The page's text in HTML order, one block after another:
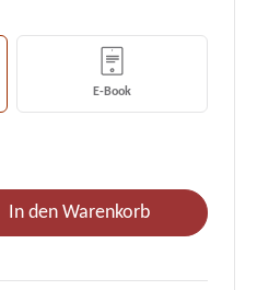
E-Book
den gewünschten
In den Warenkorb